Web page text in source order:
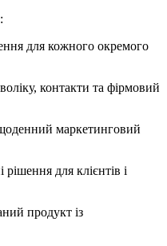
для кожного окремого
контакти та фірмовий
маркетинговий
для клієнтів і
продукт із